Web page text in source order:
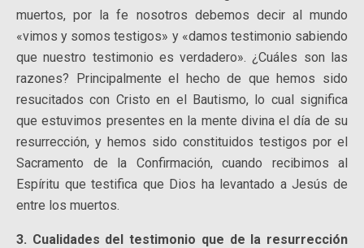
muertos, por la fe nosotros debemos decir al mundo
«vimos y somos testigos» y «damos testimonio sabiendo
que nuestro testimonio es verdadero». ¿Cuáles son las
razones? Principalmente el hecho de que hemos sido
resucitados con Cristo en el Bautismo, lo cual significa
que estuvimos presentes en la mente divina el día de su
resurrección, y hemos sido constituidos testigos por el
Sacramento de la Confirmación, cuando recibimos al
Espíritu que testifica que Dios ha levantado a Jesús de
entre los muertos.
3. Cualidades del testimonio que de la resurrección